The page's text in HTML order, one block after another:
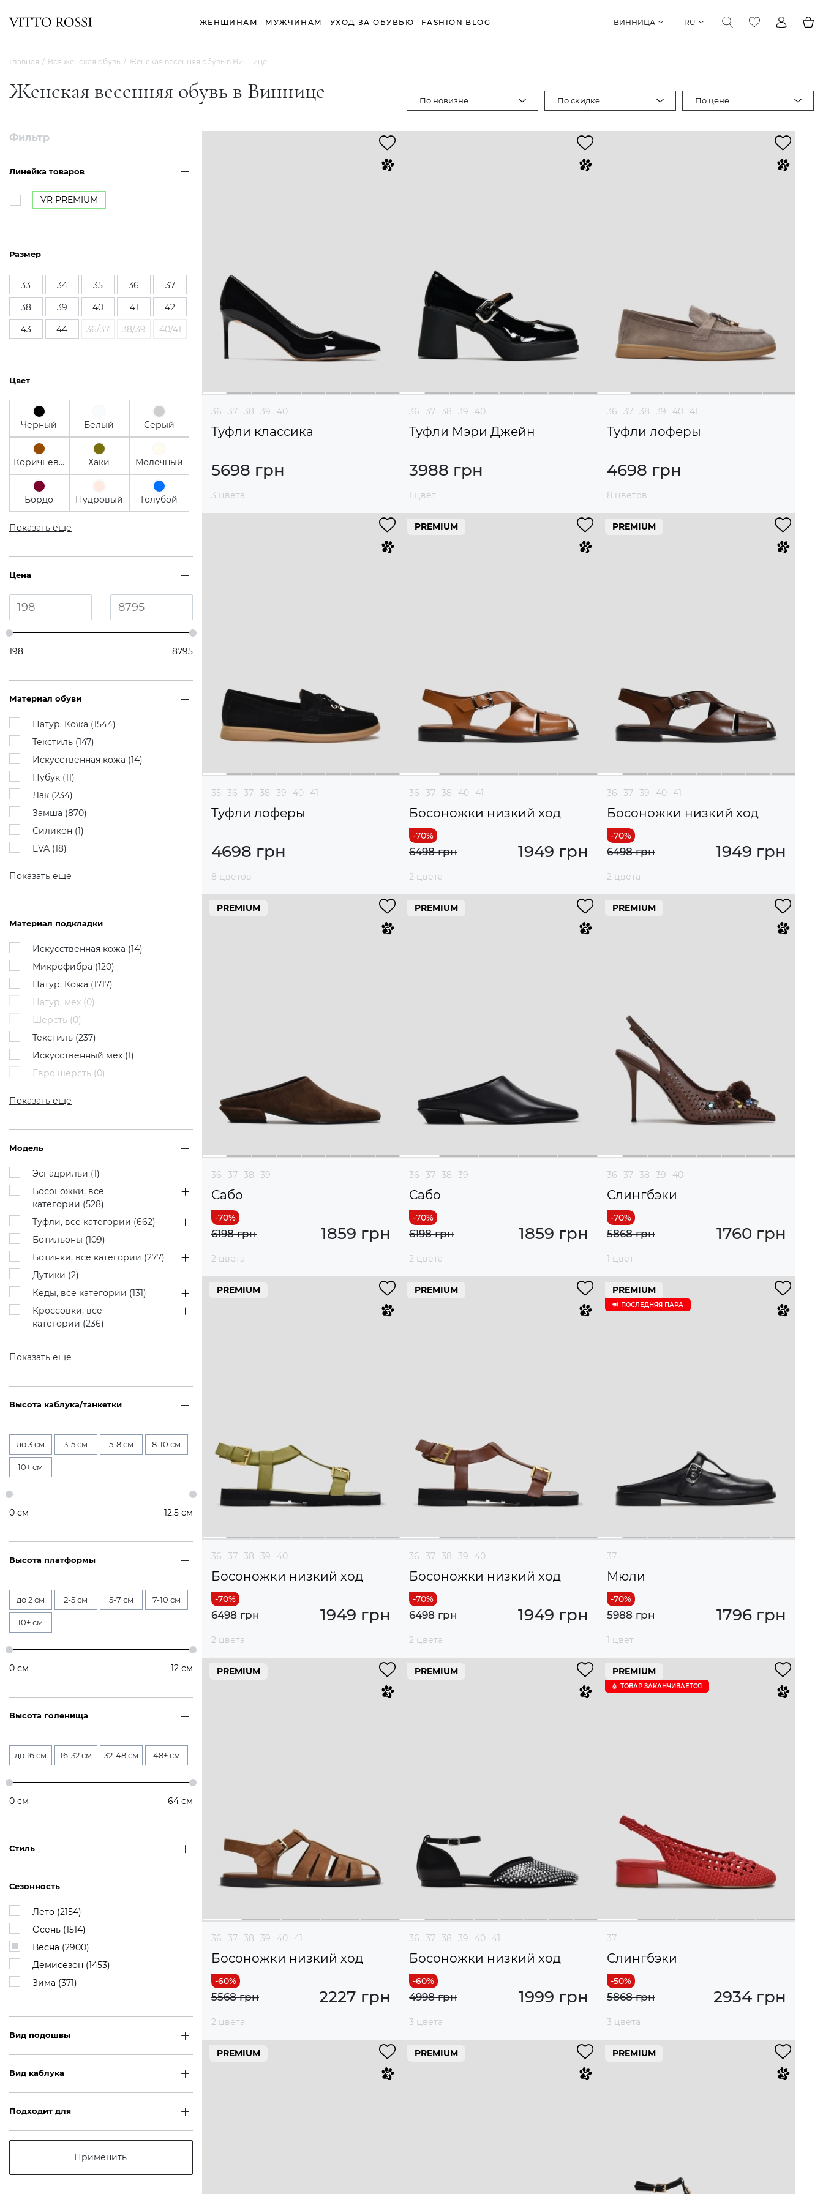
ЖЕНЩИНАМ МУЖЧИНАМ УХОД ЗА ОБУВЬЮ FASHION BLOG ВИННИЦА RU
Главная Вся женская обувь Женская весенняя обувь в Виннице
Женская весенняя обувь в Виннице По новизне По скидке По цене
Фильтр
Линейка товаров
VR PREMIUM
Размер
33 34 35 36
37
38
39 40 41
42
43
44 36/37 38/39 40/41
Цвет
Черный Белый Серый
Коричневый Хаки Молочный
Бордо Пудровый Голубой
Показать еще
Цена
-
198 8795
Материал обуви
Натур. Кожа (1544)
Текстиль (147)
Искусственная кожа (14)
Нубук (11)
Лак (234)
Замша (870)
Силикон (1)
EVA (18)
Показать еще
Материал подкладки
Искусственная кожа (14)
Микрофибра (120)
Натур. Кожа (1717)
Натур. мех (0)
Шерсть (0)
Текстиль (237)
Искусственный мех (1)
Евро шерсть (0)
Показать еще
Модель
Эспадрильи (1)
Босоножки, все
категории (528)
Туфли, все категории (662)
Ботильоны (109)
Ботинки, все категории (277)
Дутики (2)
Кеды, все категории (131)
Кроссовки, все
категории (236)
Показать еще
Высота каблука/танкетки
до 3 см 3-5 см 5-8 см 8-10 см
10+ см
0 см 12.5 см
Высота платформы
до 2 см 2-5 см 5-7 см 7-10 см
10+ см
0 см 12 см
Высота голенища
до 16 см 16-32 см 32-48 см 48+ см
0 см 64 см
Стиль
Сезонность
Лето (2154)
Осень (1514)
Весна (2900)
Демисезон (1453)
Зима (371)
Вид подошвы
Вид каблука
Подходит для
Применить
36 37 38 39 40
Туфли классика
5698 грн
3 цвета
36 37 38 39 40
Туфли Мэри Джейн
3988 грн
1 цвет
36 37 38 39 40 41
Туфли лоферы
4698 грн
8 цветов
35 36 37 38 39 40 41
Туфли лоферы
4698 грн
8 цветов
PREMIUM
36 37 38 40 41
Босоножки низкий ход
1949 грн
6498 грн
2 цвета
PREMIUM
36 37 39 40 41
Босоножки низкий ход
1949 грн
6498 грн
2 цвета
PREMIUM
36 37 38 39
Сабо
1859 грн
6198 грн
2 цвета
PREMIUM
36 37 38 39
Сабо
1859 грн
6198 грн
2 цвета
PREMIUM
36 37 38 39 40
Слингбэки
1760 грн
5868 грн
1 цвет
PREMIUM
36 37 38 39 40
Босоножки низкий ход
1949 грн
6498 грн
2 цвета
PREMIUM
36 37 38 39 40
Босоножки низкий ход
1949 грн
6498 грн
2 цвета
PREMIUM
ПОСЛЕДНЯЯ ПАРА
37
Мюли
1796 грн
5988 грн
1 цвет
PREMIUM
36 37 38 39 40 41
Босоножки низкий ход
2227 грн
5568 грн
2 цвета
PREMIUM
36 37 38 39 40 41
Босоножки низкий ход
1999 грн
4998 грн
3 цвета
PREMIUM
ТОВАР ЗАКАНЧИВАЕТСЯ
37
Слингбэки
2934 грн
5868 грн
3 цвета
PREMIUM PREMIUM PREMIUM